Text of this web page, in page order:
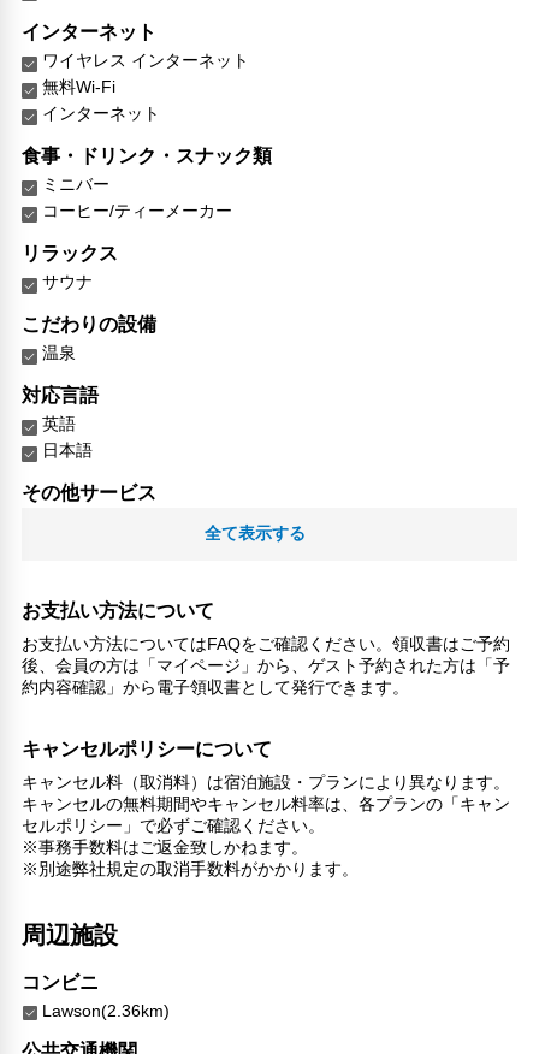
インターネット
ワイヤレス インターネット
無料Wi-Fi
インターネット
食事・ドリンク・スナック類
ミニバー
コーヒー/ティーメーカー
リラックス
サウナ
こだわりの設備
温泉
対応言語
英語
日本語
その他サービス
禁煙
24時間セキュリティ
電気自動車充電スタンド
コンタクトレス チェックイン/チェックアウト
談話エリア
全て表示する
お支払い方法について
お支払い方法についてはFAQをご確認ください。領収書はご予約
後、会員の方は「マイページ」から、ゲスト予約された方は「予
約内容確認」から電子領収書として発行できます。
キャンセルポリシーについて
キャンセル料（取消料）は宿泊施設・プランにより異なります。
キャンセルの無料期間やキャンセル料率は、各プランの「キャン
セルポリシー」で必ずご確認ください。
※事務手数料はご返金致しかねます。
※別途弊社規定の取消手数料がかかります。
周辺施設
コンビニ
Lawson(2.36km)